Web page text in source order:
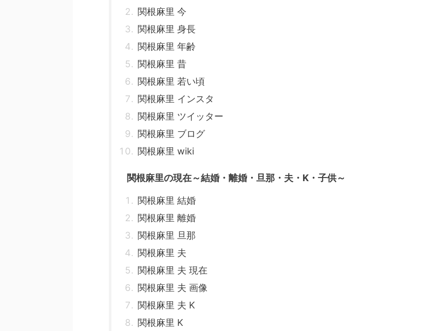
関根麻里 今
関根麻里 身長
関根麻里 年齢
関根麻里 昔
関根麻里 若い頃
関根麻里 インスタ
関根麻里 ツイッター
関根麻里 ブログ
関根麻里 wiki
関根麻里の現在～結婚・離婚・旦那・夫・K・子供～
関根麻里 結婚
関根麻里 離婚
関根麻里 旦那
関根麻里 夫
関根麻里 夫 現在
関根麻里 夫 画像
関根麻里 夫 K
関根麻里 K